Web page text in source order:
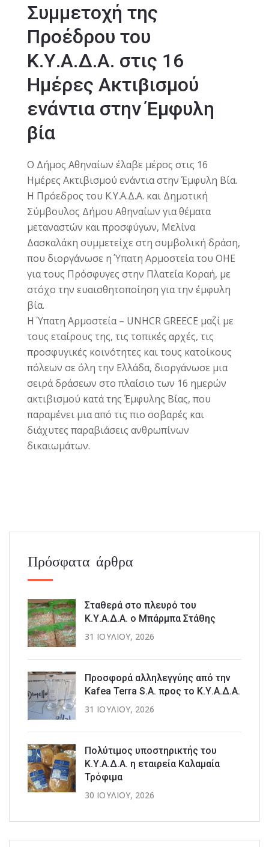
Συμμετοχή της
Προέδρου του
Κ.Υ.Α.Δ.Α. στις 16
Ημέρες Ακτιβισμού
ενάντια στην Έμφυλη
βία
Ο Δήμος Αθηναίων έλαβε μέρος στις 16
Ημέρες Ακτιβισμού ενάντια στην Έμφυλη Βία.
Η Πρόεδρος του Κ.Υ.Α.Δ.Α. και Δημοτική
Σύμβουλος Δήμου Αθηναίων για θέματα
μεταναστών και προσφύγων, Μελίνα
Δασκαλάκη συμμετείχε στη συμβολική δράση,
που διοργάνωσε η Ύπατη Αρμοστεία του ΟΗΕ
για τους Πρόσφυγες στην Πλατεία Κοραή, με
στόχο την ευαισθητοποίηση για την έμφυλη
βία.
Η Ύπατη Αρμοστεία – UNHCR GREECE μαζί με
τους εταίρους της, τις τοπικές αρχές, τις
προσφυγικές κοινότητες και τους κατοίκους
πόλεων σε όλη την Ελλάδα, διοργάνωσε μια
σειρά δράσεων στο πλαίσιο των 16 ημερών
ακτιβισμού κατά της Έμφυλης Βίας, που
παραμένει μια από τις πιο σοβαρές και
διάχυτες παραβιάσεις ανθρωπίνων
δικαιωμάτων.
Πρόσφατα άρθρα
Σταθερά στο πλευρό του
Κ.Υ.Α.Δ.Α. ο Μπάρμπα Στάθης
31 ΙΟΥΛΊΟΥ, 2026
Προσφορά αλληλεγγύης από την
Kafea Terra S.A. προς το Κ.Υ.Α.Δ.Α.
31 ΙΟΥΛΊΟΥ, 2026
Πολύτιμος υποστηρικτής του
Κ.Υ.Α.Δ.Α. η εταιρεία Καλαμαία
Τρόφιμα
30 ΙΟΥΛΊΟΥ, 2026